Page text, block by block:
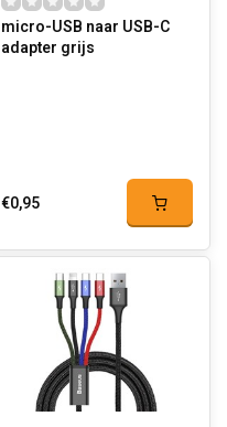
micro-USB naar USB-C
adapter grijs
€0,95